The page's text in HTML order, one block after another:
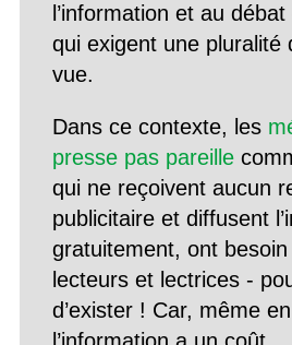
l’information et au
qui exigent une pluralité
vue.
Dans ce contexte, les
presse pas pareille
qui ne reçoivent aucun
publicitaire et diffusent
gratuitement, ont
lecteurs et lectrices -
d’exister ! Car, même